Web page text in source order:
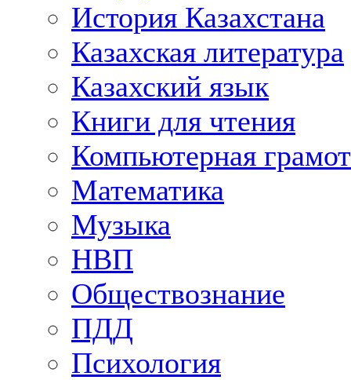
История Казахстана
Казахская литература
Казахский язык
Книги для чтения
Компьютерная
Математика
Музыка
НВП
Обществознание
ПДД
Психология